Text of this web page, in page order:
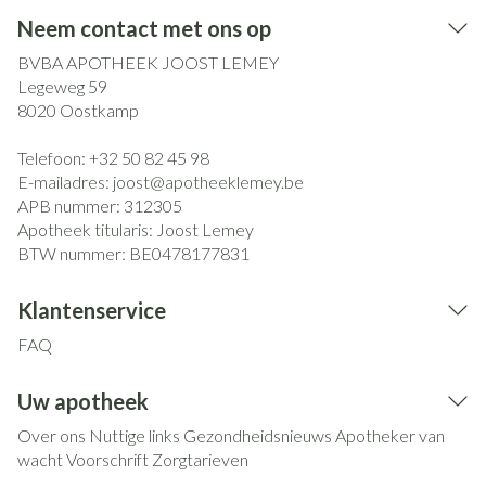
Neem contact met ons op
BVBA APOTHEEK JOOST LEMEY
Legeweg 59
8020 Oostkamp
Telefoon: +32 50 82 45 98
E-mailadres: joost@apotheeklemey.be
APB nummer: 312305
Apotheek titularis: Joost Lemey
BTW nummer: BE0478177831
Klantenservice
FAQ
Uw apotheek
Over ons Nuttige links Gezondheidsnieuws Apotheker van
wachtVoorschrift Zorgtarieven